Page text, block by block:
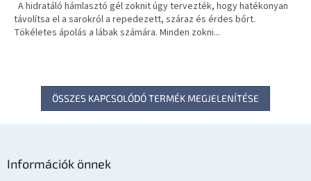
A hidratáló hámlasztó gél zoknit úgy tervezték, hogy hatékonyan
távolítsa el a sarokról a repedezett, száraz és érdes bőrt.
Tökéletes ápolás a lábak számára. Minden zokni...
ÖSSZES KAPCSOLÓDÓ TERMÉK MEGJELENÍTÉSE
Információk önnek